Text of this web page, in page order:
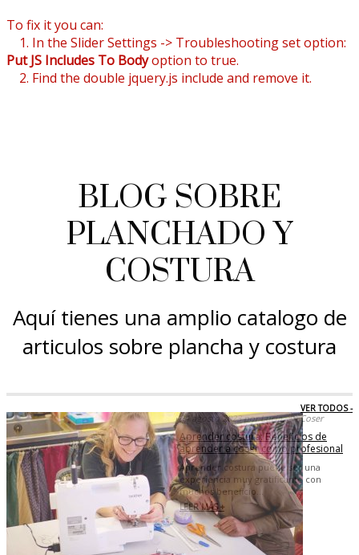
To fix it you can:
1. In the Slider Settings -> Troubleshooting set option:
Put JS Includes To Bodyoption to true.
2. Find the double jquery.js include and remove it.
BLOG SOBRE
PLANCHADO Y
COSTURA
Aquí tienes una amplio catalogo de
articulos sobre plancha y costura
VER TODOS -
24 agosto 2023 por Lucia, en Coser
Aprender costura: Beneficios de
aprender a coser como profesional
Aprender costura puede ser una
experiencia muy gratificante con
muchos beneficio...
LEER MÁS +